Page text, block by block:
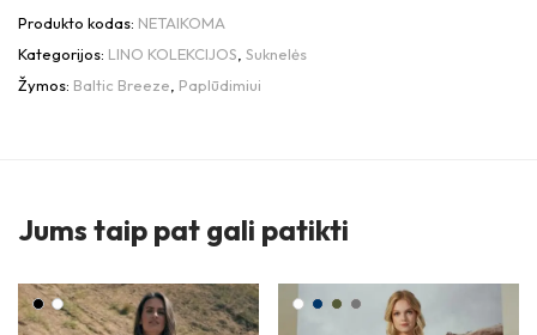
Produkto kodas: NETAIKOMA
Kategorijos: LINO KOLEKCIJOS, Suknelės
Žymos: Baltic Breeze, Paplūdimiui
Jums taip pat gali patikti